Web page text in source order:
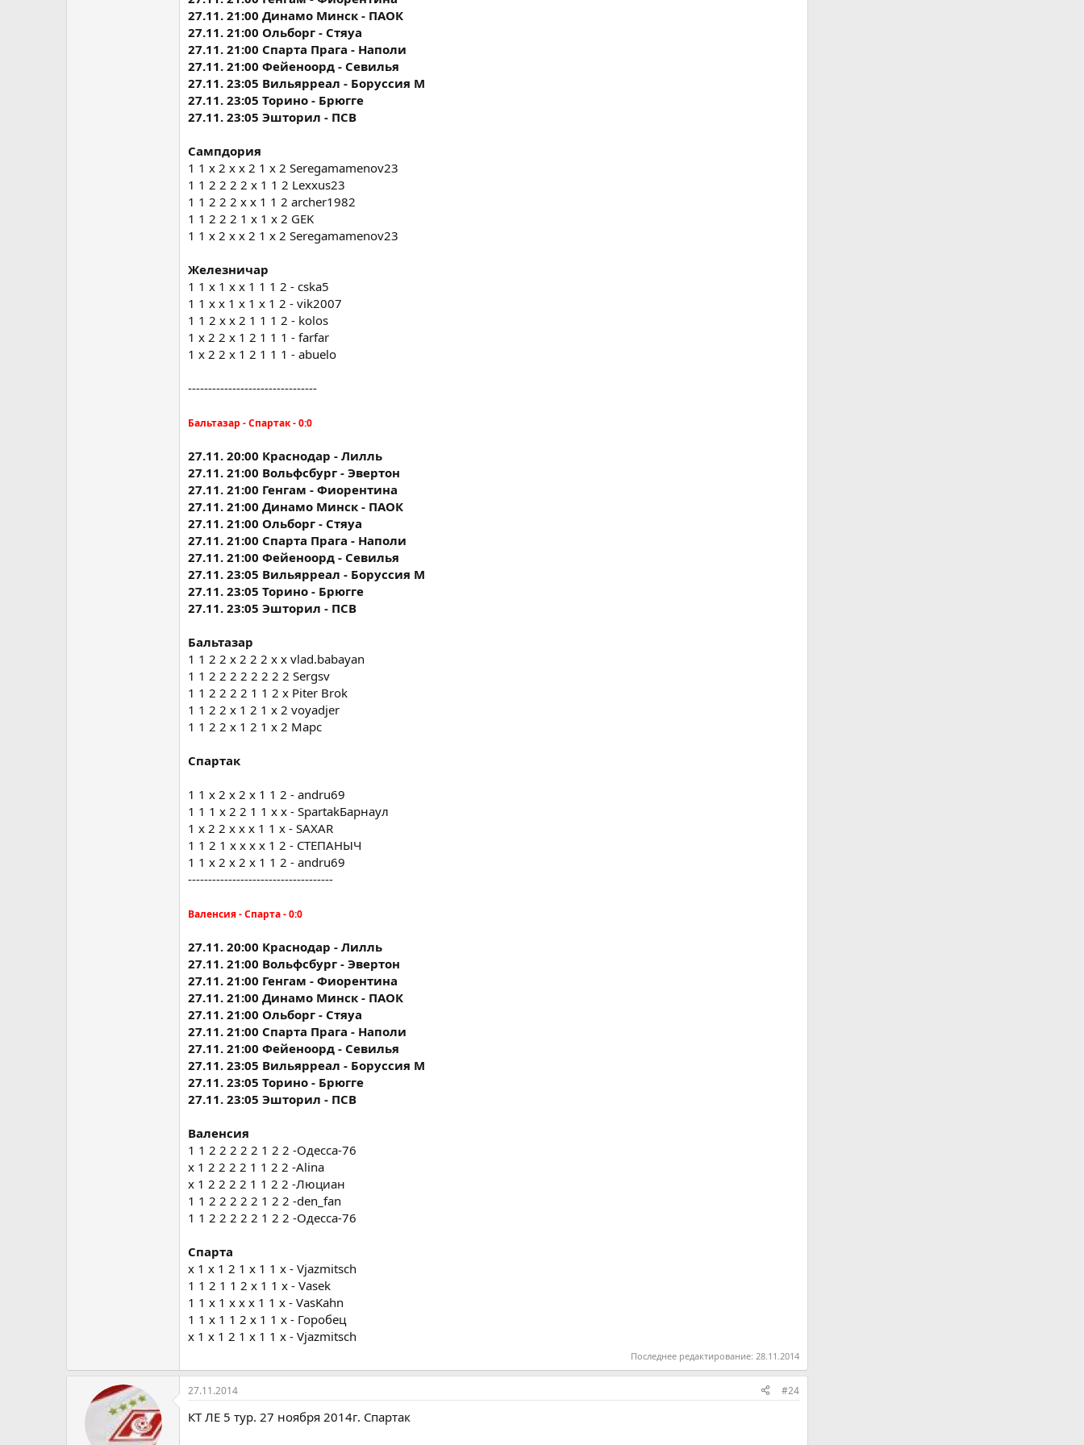
27.11. 21:00 Динамо Минск - ПАОК
27.11. 21:00 Ольборг - Стяуа
27.11. 21:00 Спарта Прага - Наполи
27.11. 21:00 Фейеноорд - Севилья
27.11. 23:05 Вильярреал - Боруссия М
27.11. 23:05 Торино - Брюгге
27.11. 23:05 Эшторил - ПСВ
Сампдория
1 1 х 2 х х 2 1 х 2 Seregamamenov23
1 1 2 2 2 2 х 1 1 2 Lexxus23
1 1 2 2 2 х х 1 1 2 archer1982
1 1 2 2 2 1 х 1 х 2 GEK
1 1 х 2 х х 2 1 х 2 Seregamamenov23
Железничар
1 1 x 1 x x 1 1 1 2 - cska5
1 1 x x 1 x 1 x 1 2 - vik2007
1 1 2 x x 2 1 1 1 2 - kolos
1 x 2 2 x 1 2 1 1 1 - farfar
1 x 2 2 x 1 2 1 1 1 - abuelo
--------------------------------
Бальтазар - Спартак - 0:0
27.11. 20:00 Краснодар - Лилль
27.11. 21:00 Вольфсбург - Эвертон
27.11. 21:00 Генгам - Фиорентина
27.11. 21:00 Динамо Минск - ПАОК
27.11. 21:00 Ольборг - Стяуа
27.11. 21:00 Спарта Прага - Наполи
27.11. 21:00 Фейеноорд - Севилья
27.11. 23:05 Вильярреал - Боруссия М
27.11. 23:05 Торино - Брюгге
27.11. 23:05 Эшторил - ПСВ
Бальтазар
1 1 2 2 х 2 2 2 х х vlad.babayan
1 1 2 2 2 2 2 2 2 2 Sergsv
1 1 2 2 2 2 1 1 2 х Piter Brok
1 1 2 2 х 1 2 1 х 2 voyadjer
1 1 2 2 х 1 2 1 х 2 Марс
Спартак
1 1 х 2 х 2 х 1 1 2 - andru69
1 1 1 х 2 2 1 1 х х - SpartakБарнаул
1 x 2 2 x x x 1 1 x - SAXAR
1 1 2 1 х х х х 1 2 - СТЕПАНЫЧ
1 1 х 2 х 2 х 1 1 2 - andru69
------------------------------------
Валенсия - Спарта - 0:0
27.11. 20:00 Краснодар - Лилль
27.11. 21:00 Вольфсбург - Эвертон
27.11. 21:00 Генгам - Фиорентина
27.11. 21:00 Динамо Минск - ПАОК
27.11. 21:00 Ольборг - Стяуа
27.11. 21:00 Спарта Прага - Наполи
27.11. 21:00 Фейеноорд - Севилья
27.11. 23:05 Вильярреал - Боруссия М
27.11. 23:05 Торино - Брюгге
27.11. 23:05 Эшторил - ПСВ
Валенсия
1 1 2 2 2 2 2 1 2 2 -Одесса-76
x 1 2 2 2 2 1 1 2 2 -Alina
x 1 2 2 2 2 1 1 2 2 -Люциан
1 1 2 2 2 2 2 1 2 2 -den_fan
1 1 2 2 2 2 2 1 2 2 -Одесса-76
Спарта
х 1 х 1 2 1 х 1 1 х - Vjazmitsch
1 1 2 1 1 2 x 1 1 x - Vasek
1 1 x 1 x x x 1 1 x - VasKahn
1 1 х 1 1 2 х 1 1 х - Горобец
х 1 х 1 2 1 х 1 1 х - Vjazmitsch
Последнее редактирование: 28.11.2014
27.11.2014 #24
КТ ЛЕ 5 тур. 27 ноября 2014г. Спартак